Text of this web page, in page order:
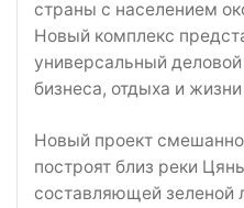
страны с населением
Новый комплекс
универсальный
бизнеса, отдыха и
Новый проект
построят близ реки
составляющей зеленой